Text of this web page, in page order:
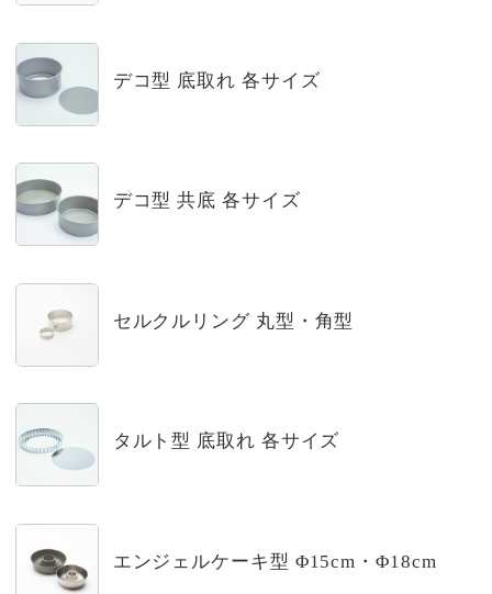
デコ型 底取れ 各サイズ
デコ型 共底 各サイズ
セルクルリング 丸型・角型
タルト型 底取れ 各サイズ
エンジェルケーキ型 Φ15cm・Φ18cm